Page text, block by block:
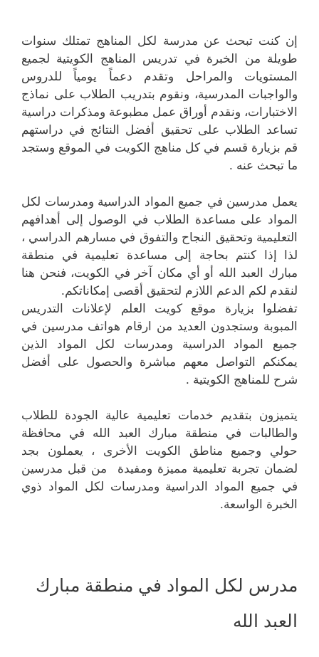
إن كنت تبحث عن مدرسة لكل المناهج تمتلك سنوات
طويلة من الخبرة في تدريس المناهج الكويتية لجميع
المستويات والمراحل وتقدم دعماً يومياً للدروس
والواجبات المدرسية، ونقوم بتدريب الطلاب على نماذج
الاختبارات، ونقدم أوراق عمل مطبوعة ومذكرات دراسية
تساعد الطلاب على تحقيق أفضل النتائج في دراستهم
قم بزيارة قسم في كل مناهج الكويت في الموقع وستجد
ما تبحث عنه .
يعمل مدرسين في جميع المواد الدراسية ومدرسات لكل
المواد على مساعدة الطلاب في الوصول إلى أهدافهم
التعليمية وتحقيق النجاح والتفوق في مسارهم الدراسي ،
لذا إذا كنتم بحاجة إلى مساعدة تعليمية في منطقة
مبارك العبد الله أو أي مكان آخر في الكويت، فنحن هنا
لنقدم لكم الدعم اللازم لتحقيق أقصى إمكاناتكم.
تفضلوا بزيارة موقع كويت العلم لإعلانات التدريس
المبوبة وستجدون العديد من ارقام هواتف مدرسين في
جميع المواد الدراسية ومدرسات لكل المواد الذين
يمكنكم التواصل معهم مباشرة والحصول على أفضل
شرح للمناهج الكويتية .
يتميزون بتقديم خدمات تعليمية عالية الجودة للطلاب
والطالبات في منطقة مبارك العبد الله في محافظة
حولي وجميع مناطق الكويت الأخرى ، يعملون بجد
لضمان تجربة تعليمية مميزة ومفيدة من قبل مدرسين
في جميع المواد الدراسية ومدرسات لكل المواد ذوي
الخبرة الواسعة.
مدرس لكل المواد في منطقة مبارك
العبد الله